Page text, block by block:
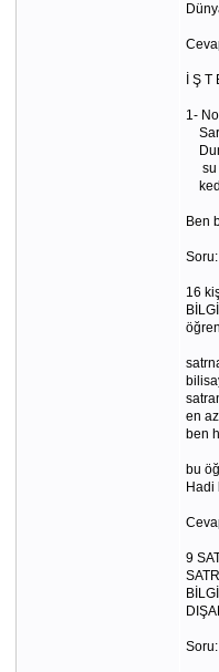
İ Ş
1-
Ben
Soru:
16
en
ben
bu
Hadi
9
Soru: